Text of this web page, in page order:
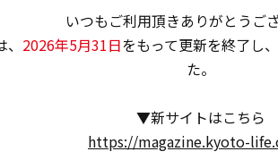
いつもご利用頂きありがとうござ
2026年5月31日をもって更新を終了し
た。
▼新サイトはこちら
https://magazine.kyoto-